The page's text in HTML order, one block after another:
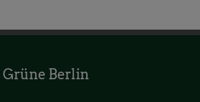
Grüne Berlin